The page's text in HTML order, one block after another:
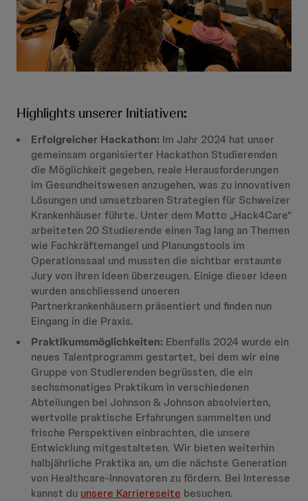
Highlights unserer Initiativen:
Erfolgreicher Hackathon: Im Jahr 2024 hat unser
gemeinsam organisierter Hackathon Studierenden
die Möglichkeit gegeben, reale Herausforderungen
im Gesundheitswesen anzugehen, was zu innovativen
Lösungen und umsetzbaren Strategien für Schweizer
Krankenhäuser führte. Unter dem Motto „Hack4Care“
arbeiteten 20 Studierende einen Tag lang an Themen
wie Fachkräftemangel und Planungstools im
Operationssaal und mussten die sichtbar erstaunte
Jury von ihren Ideen überzeugen. Einige dieser Ideen
wurden anschliessend unseren
Partnerkrankenhäusern präsentiert und finden nun
Eingang in die Praxis.
Praktikumsmöglichkeiten: Ebenfalls 2024 wurde ein
neues Talentprogramm gestartet, bei dem wir eine
Gruppe von Studierenden begrüssten, die ein
sechsmonatiges Praktikum in verschiedenen
Abteilungen bei Johnson & Johnson absolvierten,
wertvolle praktische Erfahrungen sammelten und
frische Perspektiven einbrachten, die unsere
Entwicklung mitgestalteten. Wir bieten weiterhin
halbjährliche Praktika an, um die nächste Generation
von Healthcare-Innovatoren zu fördern. Bei Interesse
kannst du unsere Karriereseite besuchen.